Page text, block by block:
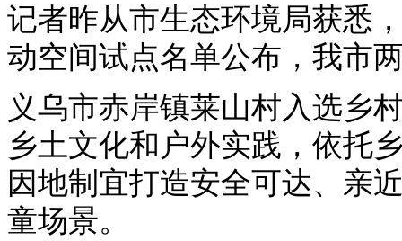
记者昨从市生态环境局获悉
动空间试点名单公布，我市
义乌市赤岸镇莱山村入选乡
乡土文化和户外实践，依托
因地制宜打造安全可达、亲
童场景。